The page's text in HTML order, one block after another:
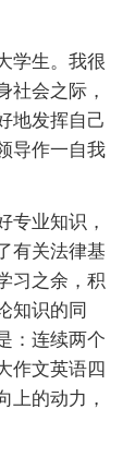
学生。我很
社会之际，
地发挥自己
导作一自我
专业知识，
有关法律基
习之余，积
知识的同
：连续两个
作文英语四
上的动力，